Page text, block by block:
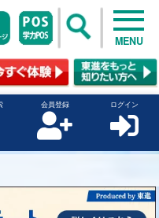
MENU
会員登録 ログイン